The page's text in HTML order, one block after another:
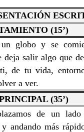
(15’)
globo y se
deja salir algo que
de tu vida,
a ver.
(35’)
de un
y andando más